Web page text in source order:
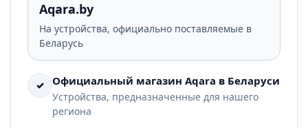
Aqara.by
На устройства, официально поставляемые в
Беларусь
✓ Официальный магазин Aqara в Беларуси
Устройства, предназначенные для нашего
региона